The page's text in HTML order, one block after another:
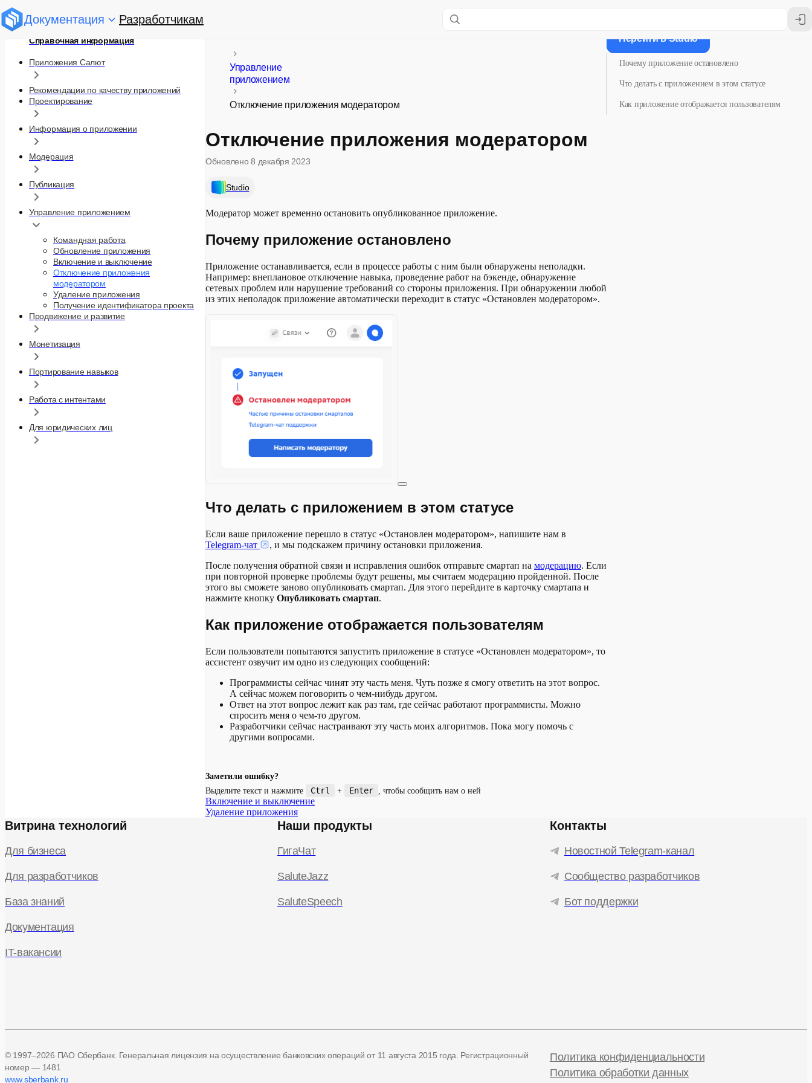
Документация Разработчикам
Справочная информация
Приложения Салют
Рекомендации по качеству приложений
Проектирование
Информация о приложении
Модерация
Публикация
Управление приложением
Командная работа
Обновление приложения
Включение и выключение
Отключение приложения
модератором
Удаление приложения
Получение идентификатора проекта
Продвижение и развитие
Монетизация
Портирование навыков
Работа с интентами
Для юридических лиц
Управление
приложением
Отключение приложения модератором
Отключение приложения модератором
Обновлено 8 декабря 2023
Studio
Модератор может временно остановить опубликованное приложение.
Почему приложение остановлено
Приложение останавливается, если в процессе работы с ним были обнаружены неполадки.
Например: внеплановое отключение навыка, проведение работ на бэкенде, обнаружение
сетевых проблем или нарушение требований со стороны приложения. При обнаружении любой
из этих неполадок приложение автоматически переходит в статус «Остановлен модератором».
Что делать с приложением в этом статусе
Если ваше приложение перешло в статус «Остановлен модератором», напишите нам в
Telegram-чат
, и мы подскажем причину остановки приложения.
После получения обратной связи и исправления ошибок отправьте смартап на модерацию. Если
при повторной проверке проблемы будут решены, мы считаем модерацию пройденной. После
этого вы сможете заново опубликовать смартап. Для этого перейдите в карточку смартапа и
нажмите кнопку Опубликовать смартап.
Как приложение отображается пользователям
Если пользователи попытаются запустить приложение в статусе «Остановлен модератором», то
ассистент озвучит им одно из следующих сообщений:
Программисты сейчас чинят эту часть меня. Чуть позже я смогу ответить на этот вопрос.
А сейчас можем поговорить о чем-нибудь другом.
Ответ на этот вопрос лежит как раз там, где сейчас работают программисты. Можно
спросить меня о чем-то другом.
Разработчики сейчас настраивают эту часть моих алгоритмов. Пока могу помочь с
другими вопросами.
Заметили ошибку?
Выделите текст и нажмите
Ctrl + Enter , чтобы сообщить нам о ней
Перейти в Studio
Почему приложение остановлено
Что делать с приложением в этом статусе
Как приложение отображается пользователям
Включение и выключение
Удаление приложения
Витрина технологий
Для бизнеса
Для разработчиков
База знаний
Документация
IT-вакансии
Наши продукты
ГигаЧат
SaluteJazz
SaluteSpeech
Контакты
Новостной Telegram-канал
Сообщество разработчиков
Бот поддержки
© 1997–2026 ПАО Сбербанк. Генеральная лицензия на осуществление банковских операцийот 11 августа 2015 года. Регистрационный
номер — 1481
www.sberbank.ru
Политика конфиденциальности
Политика обработки данных